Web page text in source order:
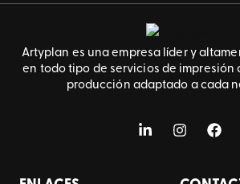
Artyplan es una empresa líder y
en todo tipo de servicios de impresión
producción adaptado a cada